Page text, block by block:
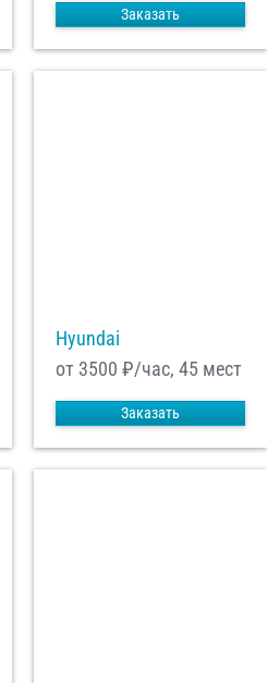
Заказать
Hyundai
от 3500 ₽/час, 45 мест
Заказать